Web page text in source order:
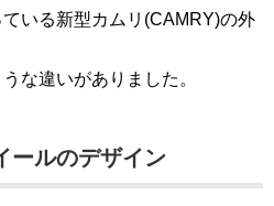
いる新型カムリ(CAMRY)の外
な違いがありました。
ールのデザイン